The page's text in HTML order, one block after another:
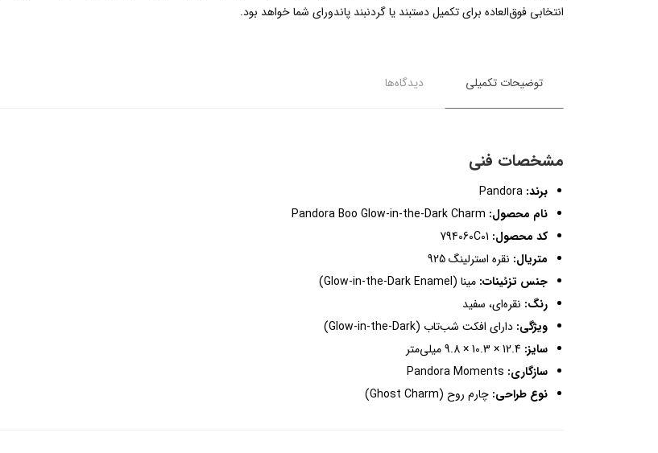
انتخابی فوق‌العاده برای تکمیل دستبند یا گردنبند پاندورای شما خواهد بود.
توضیحات تکمیلی دیدگاه‌ها
مشخصات فنی
برند:
نام محصول:
کد محصول:
متریال: نقره استرلینگ 925
جنس تزئینات: مینا (Glow-in-the-Dark Enamel)
رنگ: نقره‌ای، سفید
ویژگی: دارای افکت شب‌تاب (Glow-in-the-Dark)
سایز:
سازگاری:
نوع طراحی: چارم روح (Ghost Charm)